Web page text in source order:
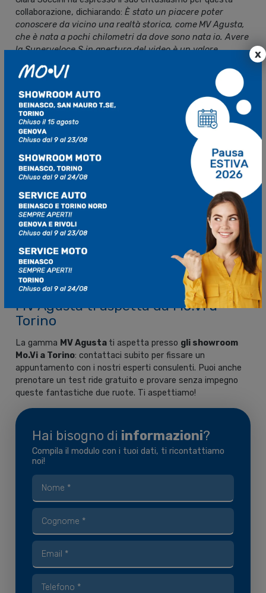
collaborazione, dichiarando: È stato un piacere poter
conoscere da vicino una realtà storica, come MV Agusta,
che è nata a pochi chilometri da dove sono nata io. Avere
la Superveloce S in apertura del video è un valore
aggiunto per chi lo guarda.
Anche Luca Martin, Board Member di MV Agusta Motor
S.p.A., ha sottolineato l’importanza di questa
collaborazione: “Siamo molto felici che Clara abbia scelto
uno dei nostri modelli per rappresentare Varese e il nostro
territorio. Varese è la casa di MV Agusta, il luogo in cui ogni
nostro prodotto nasce e viene realizzato con passione e
precisione. La Superveloce S Ottantesimo Anniversario è la
sintesi perfetta di eleganza, innovazione e adrenalina,
valori che si rispecchiano nel brano ‘Febbre’ di Clara. Siamo
certi che il suo talento le permetterà di raggiungere un
successo straordinario.”
Grazie a questa collaborazione, la cantante ha saputo unire
la sua storia personale a un’icona del territorio, regalando al
pubblico un video che racconta emozioni, passioni e il
legame con le proprie radici.
MV Agusta ti aspetta da Mo.Vi a
Torino
La gamma MV Agusta ti aspetta presso gli showroom
Mo.Vi a Torino: contattaci subito per fissare un
appuntamento con i nostri esperti consulenti. Puoi anche
prenotare un test ride gratuito e provare senza impegno
queste fantastiche due ruote. Ti aspettiamo!
Hai bisogno di informazioni?
Compila il modulo con i tuoi dati, ti ricontattiamo
noi!
x